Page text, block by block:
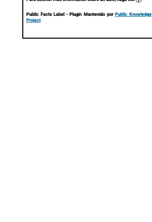
Public Facts Label - Plugin Mantenido porPublic Knowledge
Project